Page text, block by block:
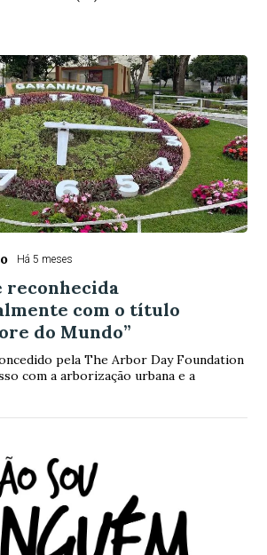
Há 5 meses
reconhecida
com o título
do Mundo”
pela The Arbor Day Foundation
com a arborização urbana e a